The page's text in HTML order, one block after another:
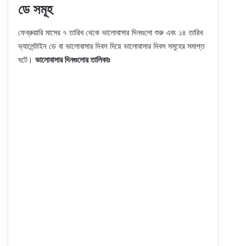
ডে সমূহ
ফেব্রুয়ারি মাসের ৭ তারিখ থেকে ভালোবাসার দিনগুলো শুরু এবং ১৪ তারিখ
ভ্যালেন্টাইন ডে বা ভালোবাসার দিবস দিয়ে ভালোবাসার দিবস সমূহের সমাপ্ত
ঘটে। ভালোবাসার দিনগুলোর তালিকাঃ